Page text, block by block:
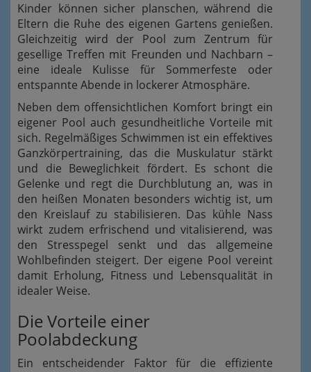
Kinder können sicher planschen, während die
Eltern die Ruhe des eigenen Gartens genießen.
Gleichzeitig wird der Pool zum Zentrum für
gesellige Treffen mit Freunden und Nachbarn –
eine ideale Kulisse für Sommerfeste oder
entspannte Abende in lockerer Atmosphäre.
Neben dem offensichtlichen Komfort bringt ein
eigener Pool auch gesundheitliche Vorteile mit
sich. Regelmäßiges Schwimmen ist ein effektives
Ganzkörpertraining, das die Muskulatur stärkt
und die Beweglichkeit fördert. Es schont die
Gelenke und regt die Durchblutung an, was in
den heißen Monaten besonders wichtig ist, um
den Kreislauf zu stabilisieren. Das kühle Nass
wirkt zudem erfrischend und vitalisierend, was
den Stresspegel senkt und das allgemeine
Wohlbefinden steigert. Der eigene Pool vereint
damit Erholung, Fitness und Lebensqualität in
idealer Weise.
Die Vorteile einer
Poolabdeckung
Ein entscheidender Faktor für die effiziente